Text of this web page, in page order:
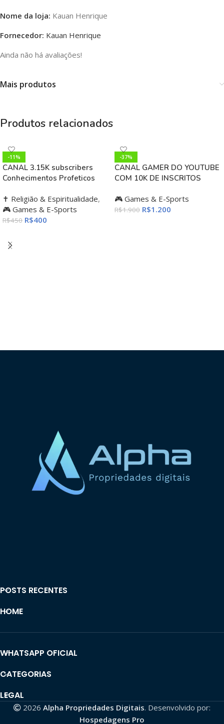
Nome da loja: Kauan Henrique
Fornecedor: Kauan Henrique
Ainda não há avaliações!
Mais produtos
Produtos relacionados
-11%
CANAL 3.15K subscribers
Conhecimentos Profeticos
✝️ Religião & Espiritualidade,
🎮 Games & E-Sports
R$450 R$400
-37%
CANAL GAMER DO YOUTUBE
COM 10K DE INSCRITOS
🎮 Games & E-Sports
R$1.900 R$1.200
POSTS RECENTES
HOME
WHATSAPP OFICIAL
CATEGORIAS
LEGAL
2026 Alpha Propriedades Digitais. Desenvolvido por:
Hospedagens Pro